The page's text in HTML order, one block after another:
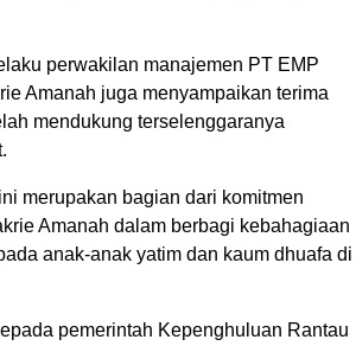
perwakilan manajemen PT EMP
Amanah juga menyampaikan terima
mendukung terselenggaranya
merupakan bagian dari komitmen
Amanah dalam berbagi kebahagiaan
anak-anak yatim dan kaum dhuafa di
pemerintah Kepenghuluan Rantau